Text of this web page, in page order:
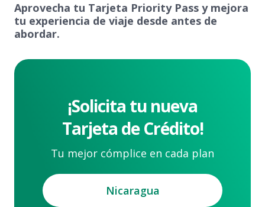
Aprovecha tu Tarjeta Priority Pass y mejora
tu experiencia de viaje desde antes de
abordar.
¡Solicita tu nueva
Tarjeta de Crédito!
Tu mejor cómplice en cada plan
Nicaragua